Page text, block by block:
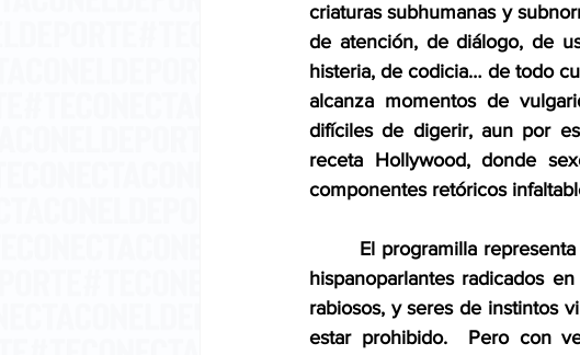
criaturas subhumanas y
de atención, de diálogo, de
histeria, de codicia… de todo
alcanza momentos de
difíciles de digerir, aun por
receta Hollywood, donde
componentes retóricos
El programilla representa
hispanoparlantes radicados
rabiosos, y seres de instintos
estar prohibido.  Pero con